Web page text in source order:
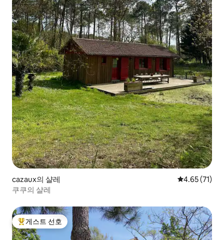
cazaux의 샬레 평점 4.65점
4.65 (71)
쿠쿠의 샬레
상위 게스트 선호
게스트 선호